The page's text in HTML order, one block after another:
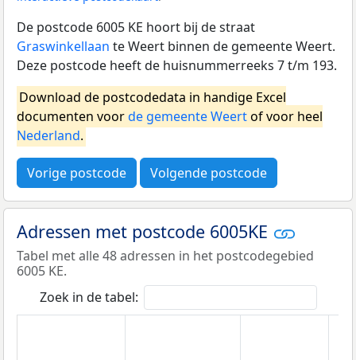
De postcode 6005 KE hoort bij de straat
Graswinkellaan te Weert binnen de gemeente Weert.
Deze postcode heeft de huisnummerreeks 7 t/m 193.
Download de postcodedata in handige Excel
documenten voorde gemeente Weertof voor heel
Nederland.
Vorige postcode Volgende postcode
Adressen met postcode 6005KE
Tabel met alle 48 adressen in het postcodegebied
6005 KE.
Zoek in de tabel: